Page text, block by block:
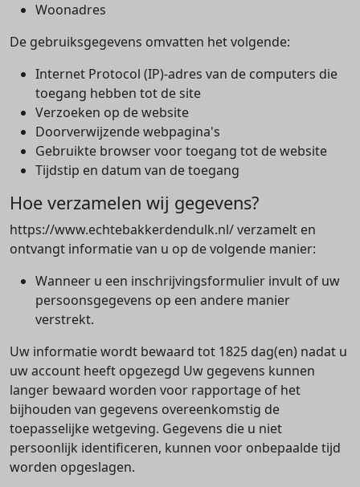
Woonadres
De gebruiksgegevens omvatten het volgende:
Internet Protocol (IP)-adres van de computers die
toegang hebben tot de site
Verzoeken op de website
Doorverwijzende webpagina's
Gebruikte browser voor toegang tot de website
Tijdstip en datum van de toegang
Hoe verzamelen wij gegevens?
https://www.echtebakkerdendulk.nl/ verzamelt en
ontvangt informatie van u op de volgende manier:
Wanneer u een inschrijvingsformulier invult of uw
persoonsgegevens op een andere manier
verstrekt.
Uw informatie wordt bewaard tot 1825 dag(en) nadat u
uw account heeft opgezegd Uw gegevens kunnen
langer bewaard worden voor rapportage of het
bijhouden van gegevens overeenkomstig de
toepasselijke wetgeving. Gegevens die u niet
persoonlijk identificeren, kunnen voor onbepaalde tijd
worden opgeslagen.